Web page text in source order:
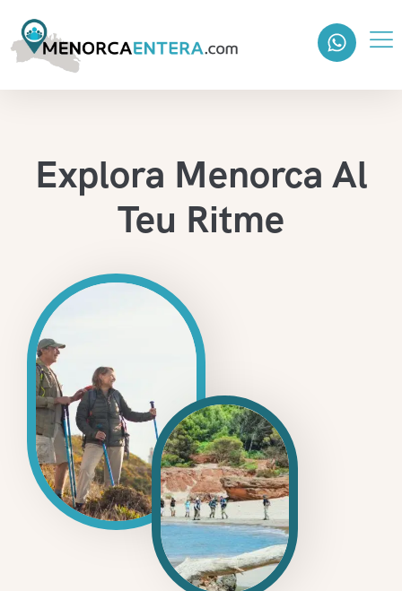
Explora Menorca Al
Teu Ritme